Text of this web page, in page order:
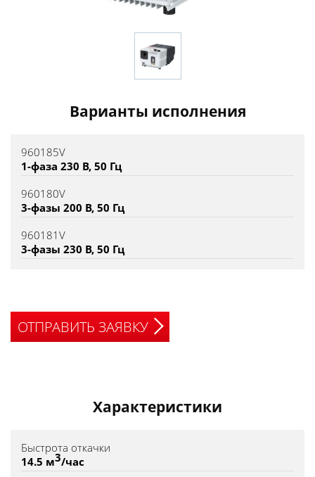
Варианты исполнения
960185V
1-фаза 230 В, 50 Гц
960180V
3-фазы 200 В, 50 Гц
960181V
3-фазы 230 В, 50 Гц
ОТПРАВИТЬ ЗАЯВКУ
Характеристики
Быстрота откачки
14.5 м3/час